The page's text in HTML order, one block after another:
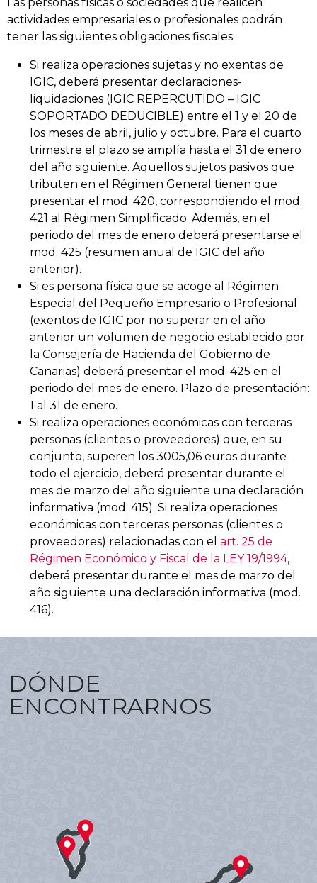
actividades empresariales o profesionales podrán
tener las siguientes obligaciones fiscales:
Si realiza operaciones sujetas y no exentas de
IGIC, deberá presentar declaraciones-
liquidaciones (IGIC REPERCUTIDO – IGIC
SOPORTADO DEDUCIBLE) entre el 1 y el 20 de
los meses de abril, julio y octubre. Para el cuarto
trimestre el plazo se amplía hasta el 31 de enero
del año siguiente. Aquellos sujetos pasivos que
tributen en el Régimen General tienen que
presentar el mod. 420, correspondiendo el mod.
421 al Régimen Simplificado. Además, en el
periodo del mes de enero deberá presentarse el
mod. 425 (resumen anual de IGIC del año
anterior).
Si es persona física que se acoge al Régimen
Especial del Pequeño Empresario o Profesional
(exentos de IGIC por no superar en el año
anterior un volumen de negocio establecido por
la Consejería de Hacienda del Gobierno de
Canarias) deberá presentar el mod. 425 en el
periodo del mes de enero. Plazo de presentación:
1 al 31 de enero.
Si realiza operaciones económicas con terceras
personas (clientes o proveedores) que, en su
conjunto, superen los 3005,06 euros durante
todo el ejercicio, deberá presentar durante el
mes de marzo del año siguiente una declaración
informativa (mod. 415). Si realiza operaciones
económicas con terceras personas (clientes o
proveedores) relacionadas con el art. 25 de
Régimen Económico y Fiscal de la LEY 19/1994,
deberá presentar durante el mes de marzo del
año siguiente una declaración informativa (mod.
416).
DÓNDE
ENCONTRARNOS